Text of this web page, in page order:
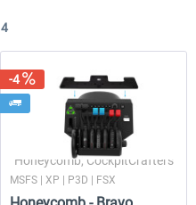
-8
Octavi - IFR-1
4
-4
Honeycomb, CockpitCrafters
MSFS | XP | P3D | FSX